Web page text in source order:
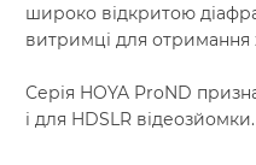
широко відкритою
витримці для отримання
Серія HOYA ProND
і для HDSLR відеозйомки.